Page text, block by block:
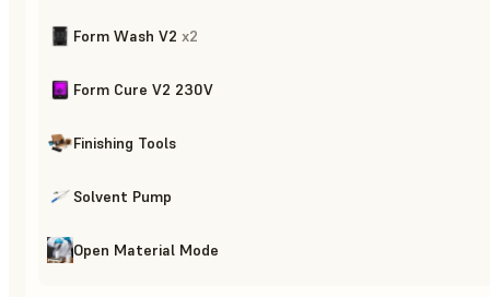
Form Wash V2 x2
Form Cure V2 230V
Finishing Tools
Solvent Pump
Open Material Mode